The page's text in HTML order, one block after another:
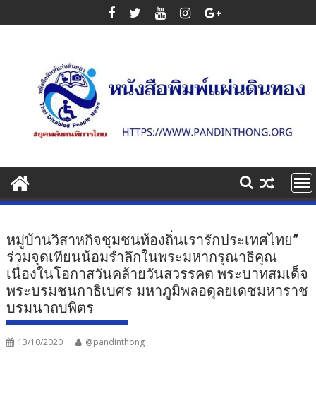
to
หมู่บ้านวิสาหกิจชุมชนท้องถิ่นเรารักประเทศไทย”
ร่วมจุดเทียนน้อมรำลึกในพระมหากรุณาธิคุณ
เนื่องในโอกาสวันคล้ายวันสวรรคต พระบาทสมเด็จ
พระบรมชนกาธิเบศร มหาภูมิพลอดุลยเดชมหาราช
บรมนาถบพิตร
13/10/2020 @pandinthong